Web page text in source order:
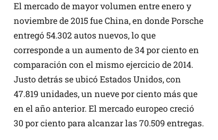
El mercado de mayor volumen entre enero y
noviembre de 2015 fue China, en donde Porsche
entregó 54.302 autos nuevos, lo que
corresponde a un aumento de 34 por ciento en
comparación con el mismo ejercicio de 2014.
Justo detrás se ubicó Estados Unidos, con
47.819 unidades, un nueve por ciento más que
en el año anterior. El mercado europeo creció
30 por ciento para alcanzar las 70.509 entregas.